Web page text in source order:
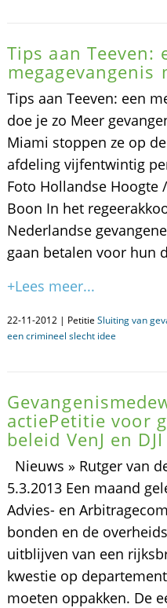
Tips aan Teeven:
Tips aan Teeven: een
doe je zo Meer
Miami stoppen ze op
afdeling vijfentwintig
Foto Hollandse Hoogte
Boon In het
Nederlandse
gaan betalen voor hun
+Lees meer...
22-11-2012 | Petitie Sluiting van
een crimineel slecht idee
actiePetitie voor
beleid VenJ en DJI
Nieuws » Rutger van
5.3.2013 Een maand
Advies- en
bonden en de
uitblijven van een
kwestie op
moeten oppakken. De